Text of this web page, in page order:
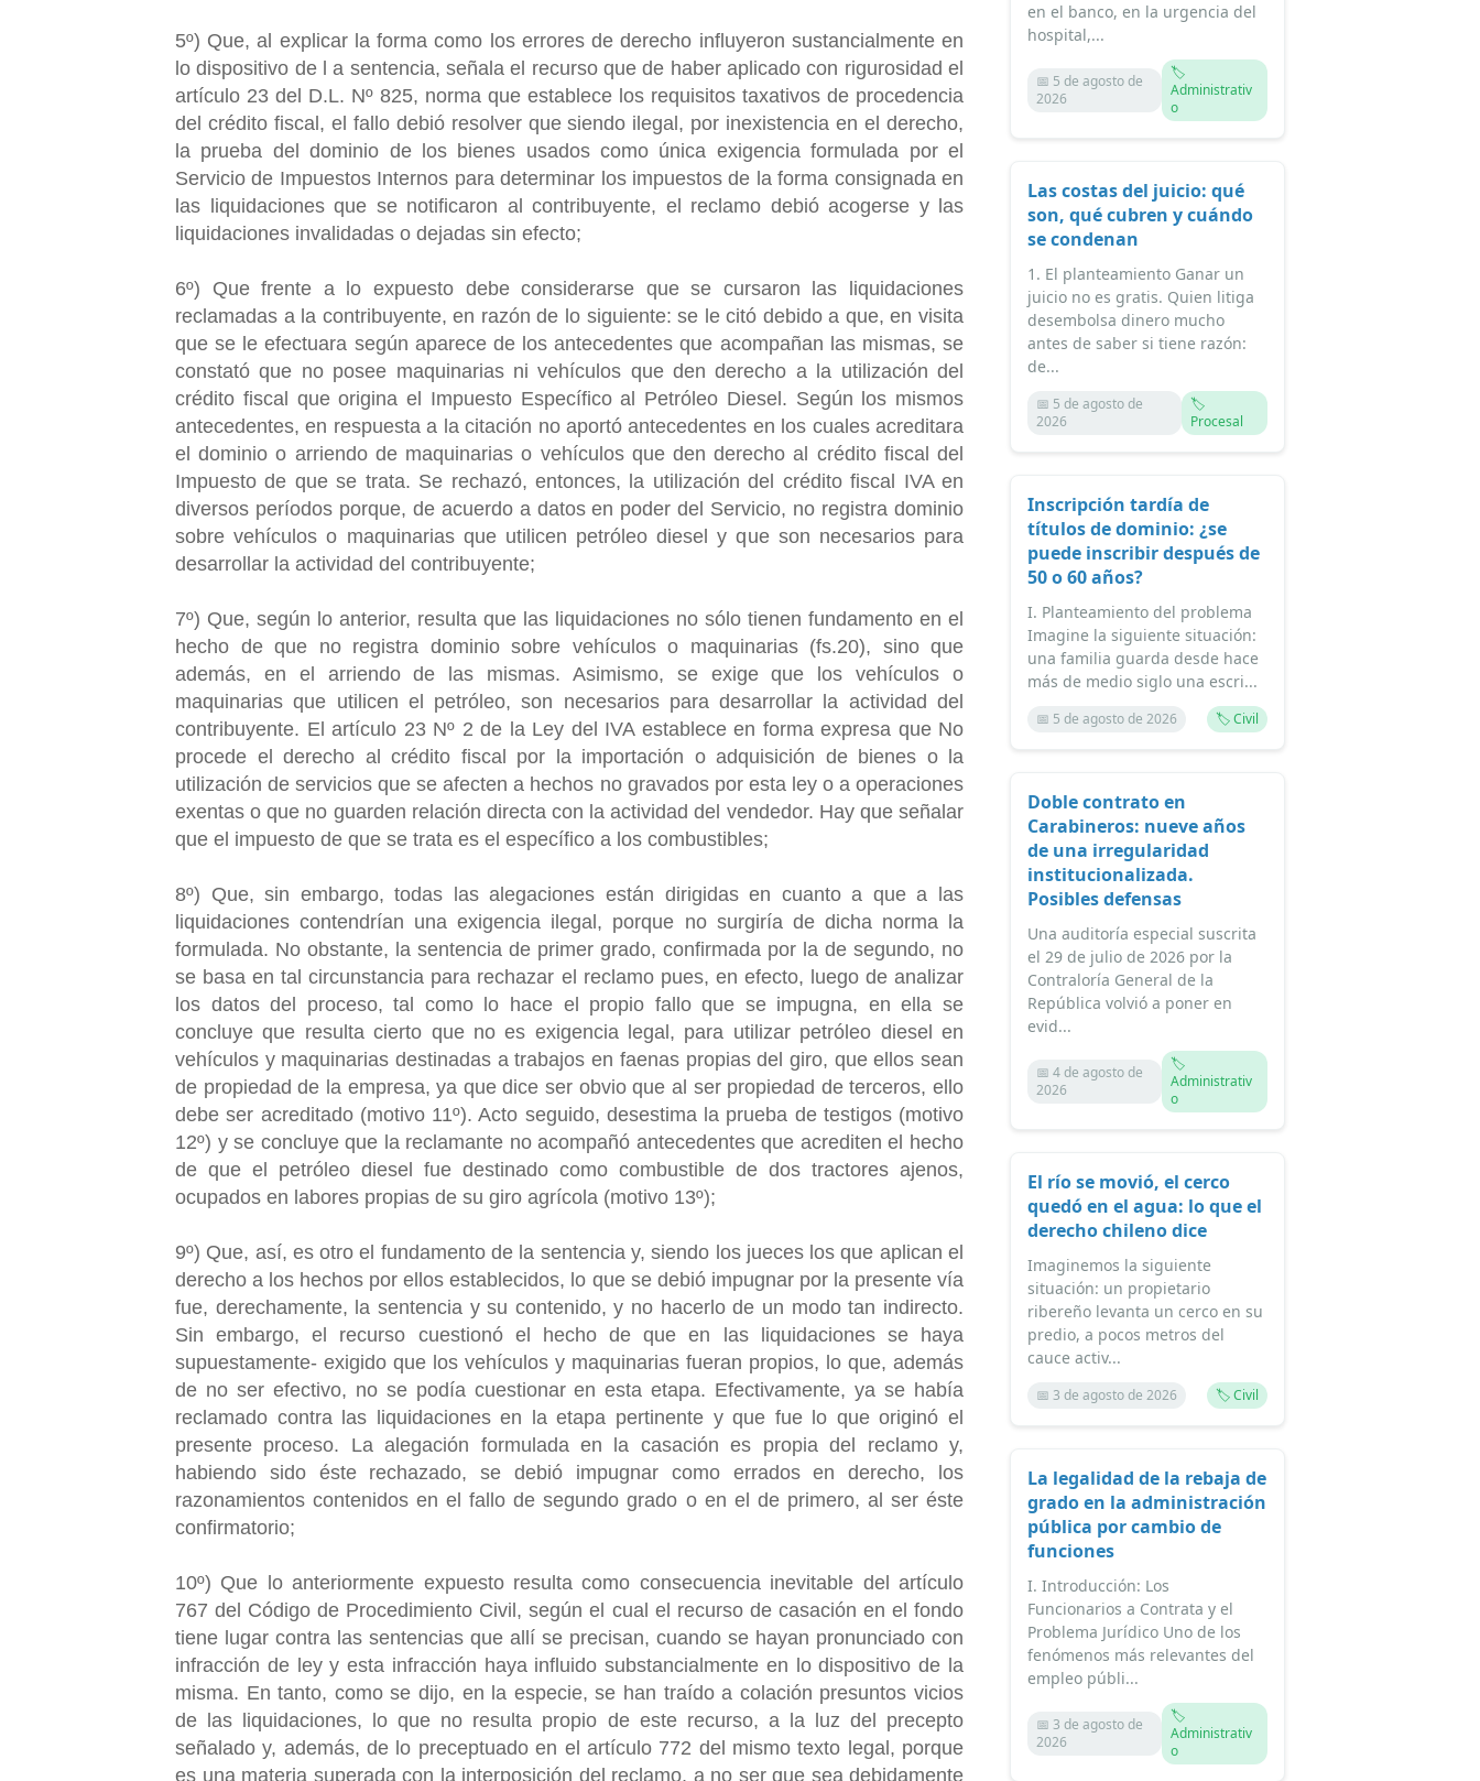
5º) Que, al explicar la forma como los errores de derecho influyeron sustancialmente en
lo dispositivo de l a sentencia, señala el recurso que de haber aplicado con rigurosidad el
artículo 23 del D.L. Nº 825, norma que establece los requisitos taxativos de procedencia
del crédito fiscal, el fallo debió resolver que siendo ilegal, por inexistencia en el derecho,
la prueba del dominio de los bienes usados como única exigencia formulada por el
Servicio de Impuestos Internos para determinar los impuestos de la forma consignada en
las liquidaciones que se notificaron al contribuyente, el reclamo debió acogerse y las
liquidaciones invalidadas o dejadas sin efecto;
6º) Que frente a lo expuesto debe considerarse que se cursaron las liquidaciones
reclamadas a la contribuyente, en razón de lo siguiente: se le citó debido a que, en visita
que se le efectuara según aparece de los antecedentes que acompañan las mismas, se
constató que no posee maquinarias ni vehículos que den derecho a la utilización del
crédito fiscal que origina el Impuesto Específico al Petróleo Diesel. Según los mismos
antecedentes, en respuesta a la citación no aportó antecedentes en los cuales acreditara
el dominio o arriendo de maquinarias o vehículos que den derecho al crédito fiscal del
Impuesto de que se trata. Se rechazó, entonces, la utilización del crédito fiscal IVA en
diversos períodos porque, de acuerdo a datos en poder del Servicio, no registra dominio
sobre vehículos o maquinarias que utilicen petróleo diesel y que son necesarios para
desarrollar la actividad del contribuyente;
7º) Que, según lo anterior, resulta que las liquidaciones no sólo tienen fundamento en el
hecho de que no registra dominio sobre vehículos o maquinarias (fs.20), sino que
además, en el arriendo de las mismas. Asimismo, se exige que los vehículos o
maquinarias que utilicen el petróleo, son necesarios para desarrollar la actividad del
contribuyente. El artículo 23 Nº 2 de la Ley del IVA establece en forma expresa que No
procede el derecho al crédito fiscal por la importación o adquisición de bienes o la
utilización de servicios que se afecten a hechos no gravados por esta ley o a operaciones
exentas o que no guarden relación directa con la actividad del vendedor. Hay que señalar
que el impuesto de que se trata es el específico a los combustibles;
8º) Que, sin embargo, todas las alegaciones están dirigidas en cuanto a que a las
liquidaciones contendrían una exigencia ilegal, porque no surgiría de dicha norma la
formulada. No obstante, la sentencia de primer grado, confirmada por la de segundo, no
se basa en tal circunstancia para rechazar el reclamo pues, en efecto, luego de analizar
los datos del proceso, tal como lo hace el propio fallo que se impugna, en ella se
concluye que resulta cierto que no es exigencia legal, para utilizar petróleo diesel en
vehículos y maquinarias destinadas a trabajos en faenas propias del giro, que ellos sean
de propiedad de la empresa, ya que dice ser obvio que al ser propiedad de terceros, ello
debe ser acreditado (motivo 11º). Acto seguido, desestima la prueba de testigos (motivo
12º) y se concluye que la reclamante no acompañó antecedentes que acrediten el hecho
de que el petróleo diesel fue destinado como combustible de dos tractores ajenos,
ocupados en labores propias de su giro agrícola (motivo 13º);
9º) Que, así, es otro el fundamento de la sentencia y, siendo los jueces los que aplican el
derecho a los hechos por ellos establecidos, lo que se debió impugnar por la presente vía
fue, derechamente, la sentencia y su contenido, y no hacerlo de un modo tan indirecto.
Sin embargo, el recurso cuestionó el hecho de que en las liquidaciones se haya
supuestamente- exigido que los vehículos y maquinarias fueran propios, lo que, además
de no ser efectivo, no se podía cuestionar en esta etapa. Efectivamente, ya se había
reclamado contra las liquidaciones en la etapa pertinente y que fue lo que originó el
presente proceso. La alegación formulada en la casación es propia del reclamo y,
habiendo sido éste rechazado, se debió impugnar como errados en derecho, los
razonamientos contenidos en el fallo de segundo grado o en el de primero, al ser éste
confirmatorio;
10º) Que lo anteriormente expuesto resulta como consecuencia inevitable del artículo
767 del Código de Procedimiento Civil, según el cual el recurso de casación en el fondo
tiene lugar contra las sentencias que allí se precisan, cuando se hayan pronunciado con
infracción de ley y esta infracción haya influido substancialmente en lo dispositivo de la
misma. En tanto, como se dijo, en la especie, se han traído a colación presuntos vicios
de las liquidaciones, lo que no resulta propio de este recurso, a la luz del precepto
señalado y, además, de lo preceptuado en el artículo 772 del mismo texto legal, porque
es una materia superada con la interposición del reclamo, a no ser que sea debidamente
en el banco, en la urgencia del
hospital,...
📅 5 de agosto de
2026
🏷️
Administrativ
o
Las costas del juicio: qué
son, qué cubren y cuándo
se condenan
1. El planteamiento Ganar un
juicio no es gratis. Quien litiga
desembolsa dinero mucho
antes de saber si tiene razón:
de...
📅 5 de agosto de
2026
🏷️
Procesal
Inscripción tardía de
títulos de dominio: ¿se
puede inscribir después de
50 o 60 años?
I. Planteamiento del problema
Imagine la siguiente situación:
una familia guarda desde hace
más de medio siglo una escri...
📅 5 de agosto de 2026 🏷️ Civil
Doble contrato en
Carabineros: nueve años
de una irregularidad
institucionalizada.
Posibles defensas
Una auditoría especial suscrita
el 29 de julio de 2026 por la
Contraloría General de la
República volvió a poner en
evid...
📅 4 de agosto de
2026
🏷️
Administrativ
o
El río se movió, el cerco
quedó en el agua: lo que el
derecho chileno dice
Imaginemos la siguiente
situación: un propietario
ribereño levanta un cerco en su
predio, a pocos metros del
cauce activ...
📅 3 de agosto de 2026 🏷️ Civil
La legalidad de la rebaja de
grado en la administración
pública por cambio de
funciones
I. Introducción: Los
Funcionarios a Contrata y el
Problema Jurídico Uno de los
fenómenos más relevantes del
empleo públi...
📅 3 de agosto de
2026
🏷️
Administrativ
o